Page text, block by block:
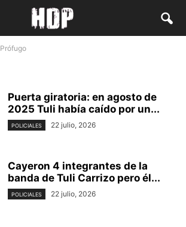
Prófugo
Puerta giratoria: en agosto de
2025 Tuli había caído por un...
POLICIALES 22 julio, 2026
Cayeron 4 integrantes de la
banda de Tuli Carrizo pero él...
POLICIALES 22 julio, 2026